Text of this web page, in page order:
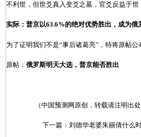
不利世，但世爻真入变爻之墓，官爻反益于世
实际：普京以63.6%的绝对优势胜出，成为俄
为了证明我们不是“事后诸葛亮”，特将原帖公
原帖： 俄罗斯明天大选，普京能否胜出
（中国预测网原创，转载请注明出处
下一篇： 刘德华老婆朱丽倩什么